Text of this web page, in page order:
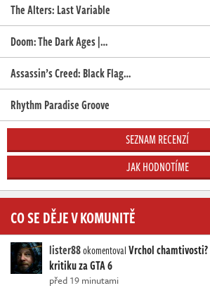
The Alters: Last Variable
Doom: The Dark Ages |…
Assassin’s Creed: Black Flag…
Rhythm Paradise Groove
SEZNAM RECENZÍ
JAK HODNOTÍME
CO SE DĚJE V KOMUNITĚ
lister88okomentovalVrchol
kritiku za GTA 6
před 19 minutami